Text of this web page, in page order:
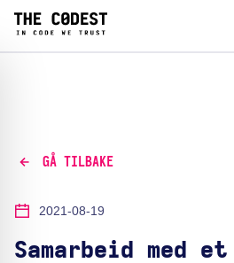
GÅ TILBAKE
2021-08-19
Samarbeid med et